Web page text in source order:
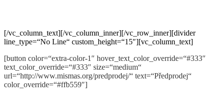
[/vc_column_text][/vc_column_inner][/vc_row_inner][divider
line_type=“No Line“ custom_height=“15″][vc_column_text]
[button color=“extra-color-1″ hover_text_color_override=“#333″
text_color_override=“#333″ size=“medium“
url=“http://www.mismas.org/predprodej/“ text=“Předprodej“
color_override=“#ffb559″]